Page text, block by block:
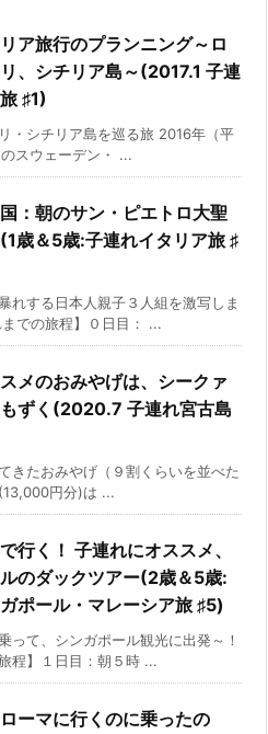
ア旅行のプランニング～ロ
、シチリア島～(2017.1 子連
♯1)
・シチリア島を巡る旅 2016年（平
スウェーデン・ ...
：朝のサン・ピエトロ大聖
歳＆5歳:子連れイタリア旅 ♯
れする日本人親子３人組を激写しま
での旅程】０日目： ...
メのおみやげは、シークァ
ずく(2020.7 子連れ宮古島
きたおみやげ（９割くらいを並べた
円分)は ...
行く！ 子連れにオススメ、
のダックツアー(2歳＆5歳:
ポール・マレーシア旅 ♯5)
って、シンガポール観光に出発～！
程】１日目：朝５時 ...
ーマに行くのに乗ったの